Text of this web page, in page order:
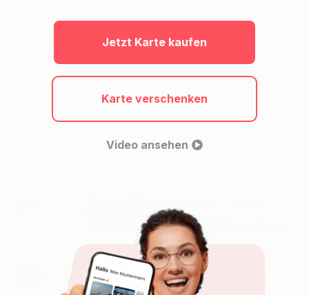
Jetzt Karte kaufen
Karte verschenken
Video ansehen